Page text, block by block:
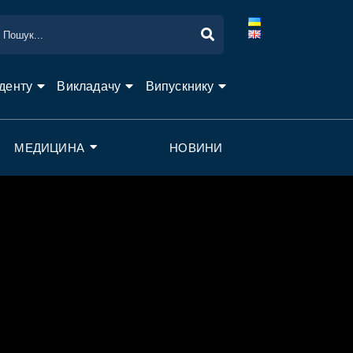
Викладачу Випускнику
МЕДИЦИНА НОВИНИ